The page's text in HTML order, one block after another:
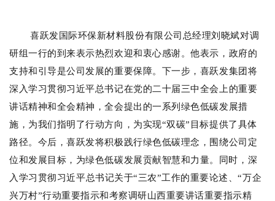
喜跃发国际环保新材料股份有限公司总经理刘晓斌对调
研组一行的到来表示热烈欢迎和衷心感谢。他表示，政府的
支持和引导是公司发展的重要保障。下一步，喜跃发集团将
深入学习贯彻习近平总书记在党的二十届三中全会上的重要
讲话精神和全会精神，全会提出的一系列绿色低碳发展措
施，为我们指明了行动方向，为实现“双碳”目标提供了具体
路径。今后，喜跃发将积极践行绿色低碳理念，围绕公司定
位和发展目标，为绿色低碳发展贡献智慧和力量。 同时， 深
入学习贯彻习近平总书记关于“三农”工作的重要论述、“万企
兴万村”行动重要指示和考察调研山西重要讲话重要指示精